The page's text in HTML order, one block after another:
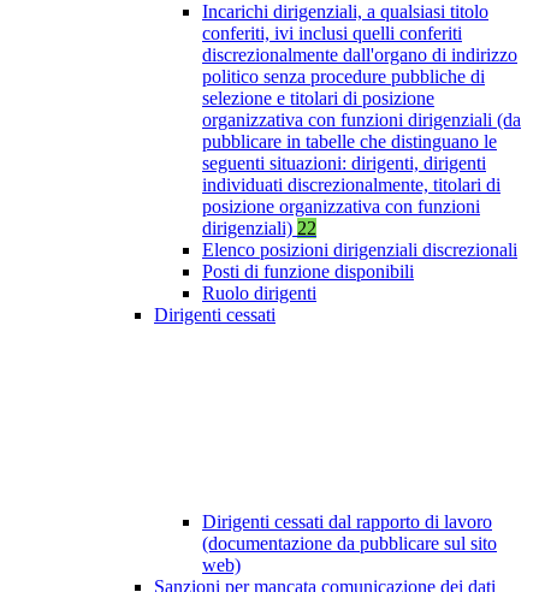
Incarichi dirigenziali, a qualsiasi titolo
conferiti, ivi inclusi quelli conferiti
discrezionalmente dall'organo di indirizzo
politico senza procedure pubbliche di
selezione e titolari di posizione
organizzativa con funzioni dirigenziali (da
pubblicare in tabelle che distinguano le
seguenti situazioni: dirigenti, dirigenti
individuati discrezionalmente, titolari di
posizione organizzativa con funzioni
dirigenziali) 22
Elenco posizioni dirigenziali discrezionali
Posti di funzione disponibili
Ruolo dirigenti
Dirigenti cessati
Dirigenti cessati dal rapporto di lavoro
(documentazione da pubblicare sul sito
web)
Sanzioni per mancata comunicazione dei dati